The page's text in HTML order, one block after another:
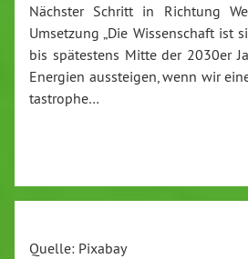
Nächster Schritt in Richtung
Umsetzung „Die Wis­sen­schaft ist
bis spä­tes­tens Mitte der 2030er
Energien aus­stei­gen, wenn wir
ta­stro­phe…
Quelle: Pixabay